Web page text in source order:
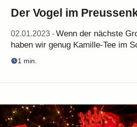
Der Vogel im
02.01.2023 -Wenn der nächste
haben wir genug Kamille-Tee im
1 min.